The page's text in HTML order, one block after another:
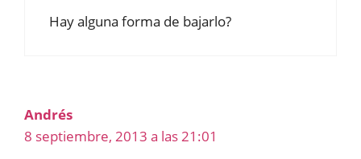
Hay alguna forma de bajarlo?
Andrés
8 septiembre, 2013 a las 21:01